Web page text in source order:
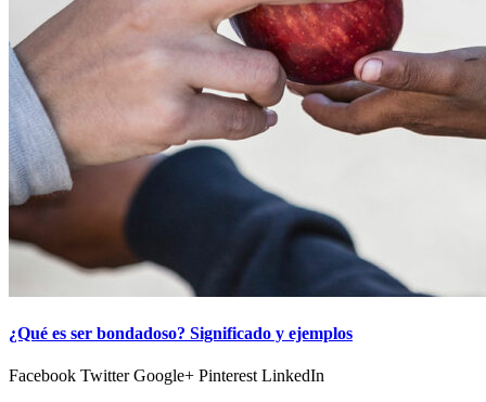
¿Qué es ser bondadoso? Significado y ejemplos
Facebook Twitter Google+ Pinterest LinkedIn